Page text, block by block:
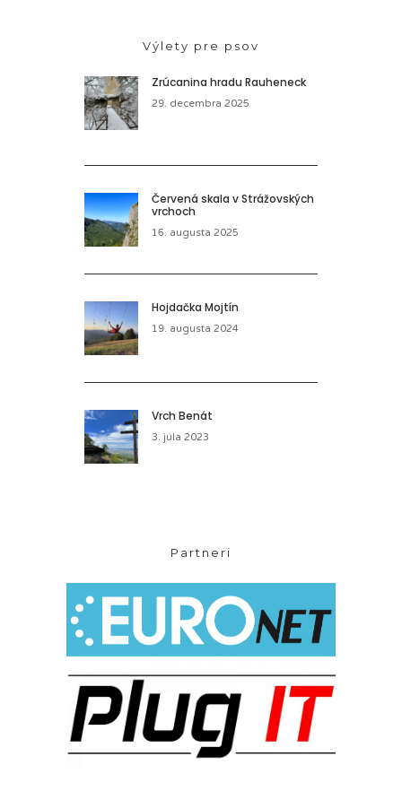
Výlety pre psov
Zrúcanina hradu Rauheneck
29. decembra 2025
Červená skala v Strážovských
vrchoch
16. augusta 2025
Hojdačka Mojtín
19. augusta 2024
Vrch Benát
3. júla 2023
Partneri